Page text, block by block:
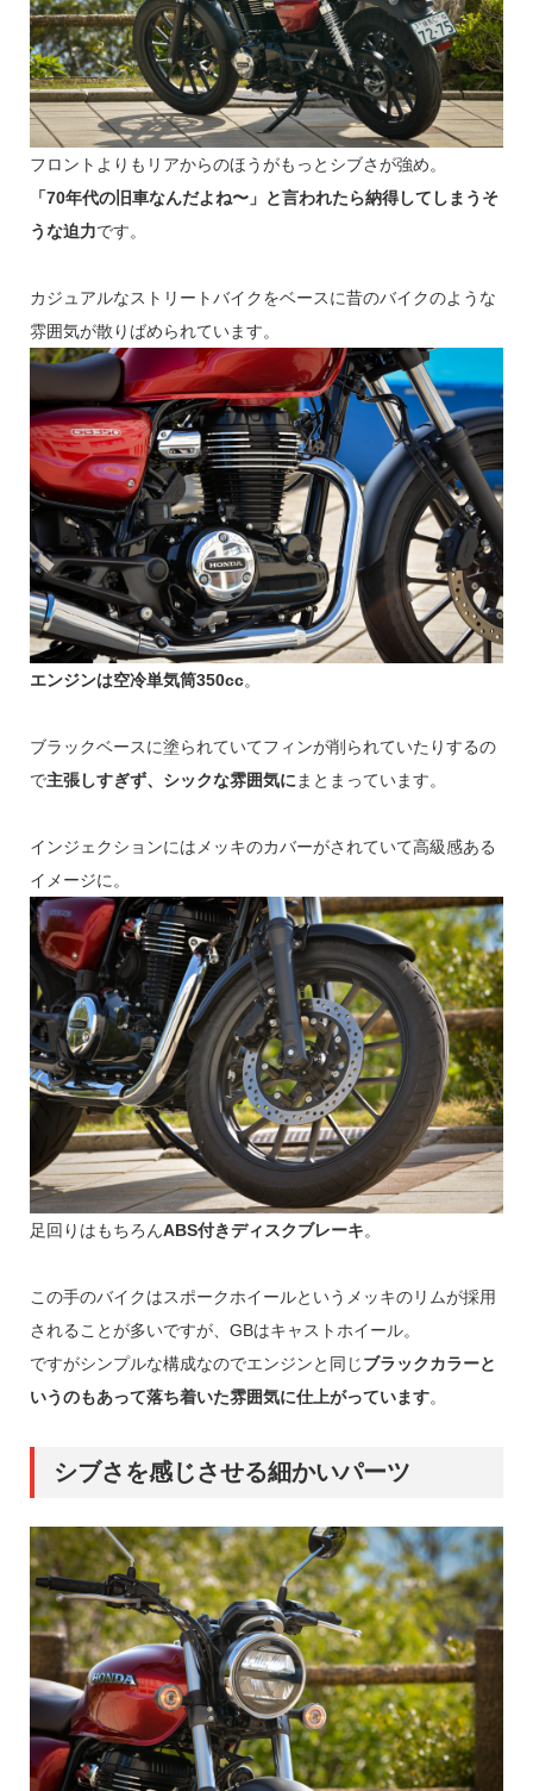
フロントよりもリアからのほうがもっとシブさが強め。
「70年代の旧車なんだよね〜」と言われたら納得してしまうそ
うな迫力です。
カジュアルなストリートバイクをベースに昔のバイクのような
雰囲気が散りばめられています。
エンジンは空冷単気筒350cc。
ブラックベースに塗られていてフィンが削られていたりするの
で主張しすぎず、シックな雰囲気にまとまっています。
インジェクションにはメッキのカバーがされていて高級感ある
イメージに。
足回りはもちろんABS付きディスクブレーキ。
この手のバイクはスポークホイールというメッキのリムが採用
されることが多いですが、GBはキャストホイール。
ですがシンプルな構成なのでエンジンと同じブラックカラーと
いうのもあって落ち着いた雰囲気に仕上がっています。
シブさを感じさせる細かいパーツ